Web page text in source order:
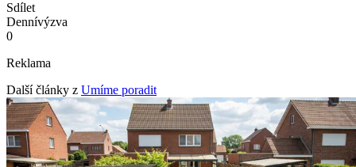
Sdílet
Dennívýzva
0
Reklama
Další články z Umíme poradit